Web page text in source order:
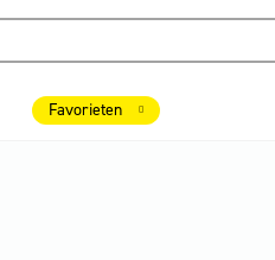
Favorieten